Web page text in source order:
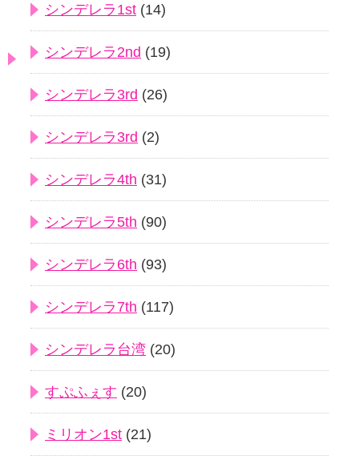
シンデレラ1st (14)
シンデレラ2nd (19)
シンデレラ3rd (26)
シンデレラ3rd (2)
シンデレラ4th (31)
シンデレラ5th (90)
シンデレラ6th (93)
シンデレラ7th (117)
シンデレラ台湾 (20)
すぷふぇす (20)
ミリオン1st (21)